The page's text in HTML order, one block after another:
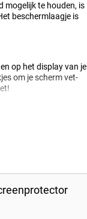
mogelijk te houden, is
beschermlaagje is
op het display van je
om je scherm vet-